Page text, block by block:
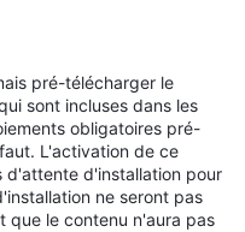
pré-télécharger le
sont incluses dans les
obligatoires pré-
L'activation de ce
d'attente d'installation pour
ne seront pas
que le contenu n'aura pas